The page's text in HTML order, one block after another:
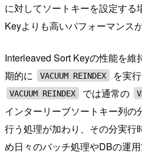
に対してソートキーを設定する
Keyよりも高いパフォーマンス
Interleaved Sort Keyの性能を
期的に
VACUUM REINDEX を実
VACUUM REINDEX では通常の
インターリーブソートキー列の
行う処理が加わり、その分実行
め日々のバッチ処理やDBの運